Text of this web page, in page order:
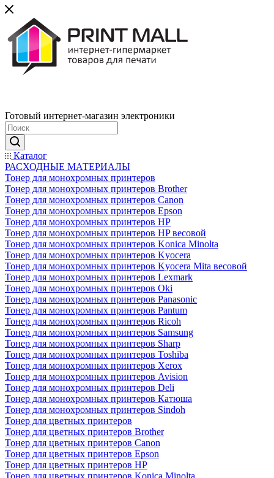
Готовый интернет-магазин электроники
Каталог
РАСХОДНЫЕ МАТЕРИАЛЫ
Тонер для монохромных принтеров
Тонер для монохромных принтеров Brother
Тонер для монохромных принтеров Canon
Тонер для монохромных принтеров Epson
Тонер для монохромных принтеров HP
Тонер для монохромных принтеров HP весовой
Тонер для монохромных принтеров Konica Minolta
Тонер для монохромных принтеров Kyocera
Тонер для монохромных принтеров Kyocera Mita весовой
Тонер для монохромных принтеров Lexmark
Тонер для монохромных принтеров Oki
Тонер для монохромных принтеров Panasonic
Тонер для монохромных принтеров Pantum
Тонер для монохромных принтеров Ricoh
Тонер для монохромных принтеров Samsung
Тонер для монохромных принтеров Sharp
Тонер для монохромных принтеров Toshiba
Тонер для монохромных принтеров Xerox
Тонер для монохромных принтеров Avision
Тонер для монохромных принтеров Deli
Тонер для монохромных принтеров Катюша
Тонер для монохромных принтеров Sindoh
Тонер для цветных принтеров
Тонер для цветных принтеров Brother
Тонер для цветных принтеров Canon
Тонер для цветных принтеров Epson
Тонер для цветных принтеров HP
Тонер для цветных принтеров Konica Minolta